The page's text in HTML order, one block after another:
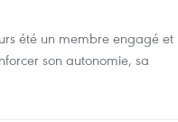
été un membre engagé et
son autonomie, sa